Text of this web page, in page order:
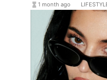
păr. Lansată la puțin
debutul Orebella,
continuă direcția
bazată pe formula
alcool și pe bază de apă
hourglass_full 1 month ago